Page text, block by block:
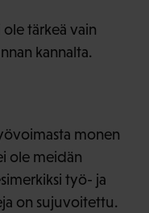
tärkeä vain
kannalta.
monen
ole meidän
työ- ja
on sujuvoitettu.